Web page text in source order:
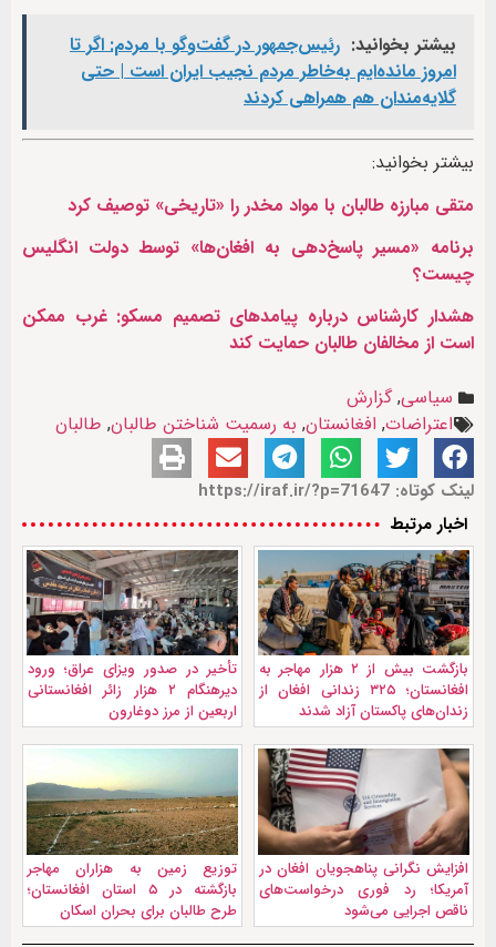
بیشتر بخوانید: رئیس‌جمهور در گفت‌وگو با مردم: اگر تا
امروز مانده‌ایم به‌خاطر مردم نجیب ایران است | حتی
گلایه‌مندان هم همراهی کردند
بیشتر بخوانید:
متقی مبارزه طالبان با مواد مخدر را «تاریخی» توصیف کرد
برنامه «مسیر پاسخ‌دهی به افغان‌ها» توسط دولت انگلیس
چیست؟
هشدار کارشناس درباره پیامدهای تصمیم مسکو: غرب ممکن
است از مخالفان طالبان حمایت کند
سیاسی,گزارش
اعتراضات, افغانستان, به رسمیت شناختن طالبان, طالبان
لینک کوتاه: https://iraf.ir/?p=71647
اخبار مرتبط
بازگشت بیش از ۲ هزار مهاجر به
افغانستان؛ ۳۲۵ زندانی افغان از
زندان‌های پاکستان آزاد شدند
تأخیر در صدور ویزای عراق؛ ورود
دیرهنگام ۲ هزار زائر افغانستانی
اربعین از مرز دوغارون
افزایش نگرانی پناهجویان افغان در
آمریکا؛ رد فوری درخواست‌های
ناقص اجرایی می‌شود
توزیع زمین به هزاران مهاجر
بازگشته در ۵ استان افغانستان؛
طرح طالبان برای بحران اسکان